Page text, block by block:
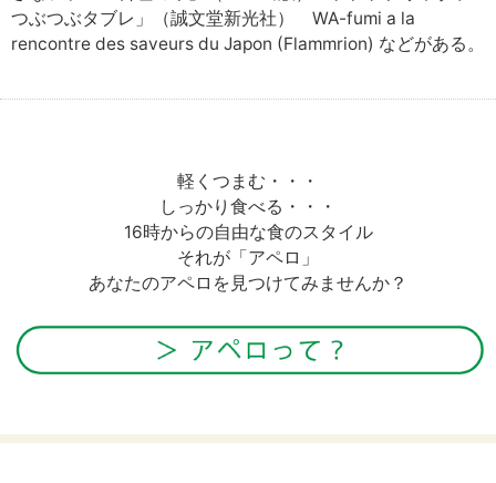
つぶつぶタブレ」（誠文堂新光社） WA-fumi a la
rencontre des saveurs du Japon (Flammrion) などがある。
軽くつまむ・・・
しっかり食べる・・・
16時からの自由な食のスタイル
それが「アペロ」
あなたのアペロを見つけてみませんか？